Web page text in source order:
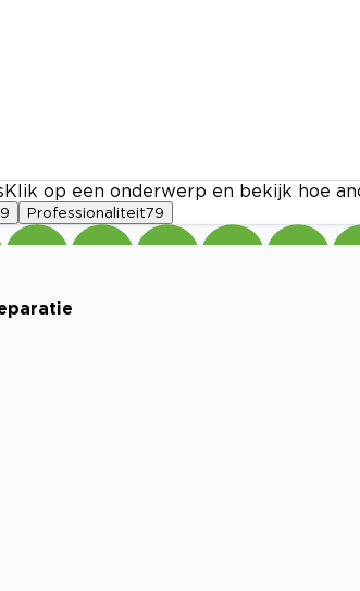
Klik op een onderwerp en bekijk hoe
Professionaliteit79